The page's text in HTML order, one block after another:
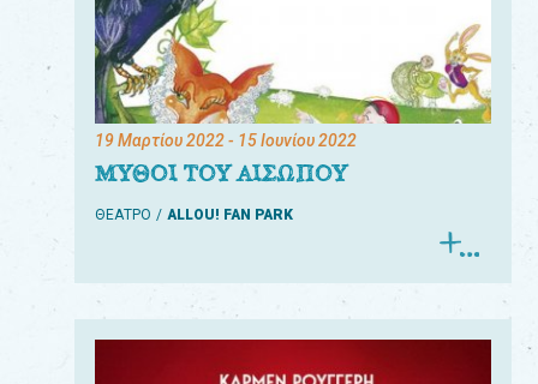
19 Μαρτίου 2022- 15 Ιουνίου 2022
ΜΥΘΟΙ ΤΟΥ ΑΙΣΩΠΟΥ
ΘΕΑΤΡΟ ALLOU! FAN PARK